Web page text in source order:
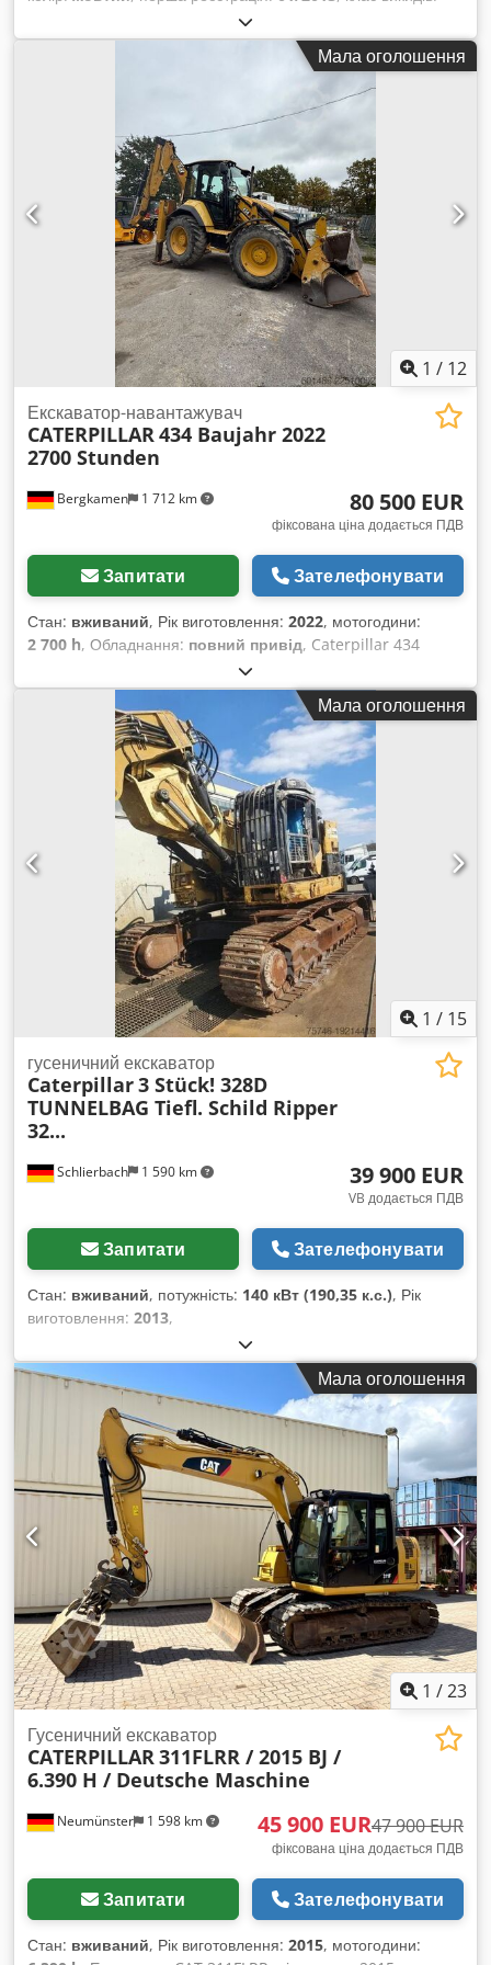
, Рік виготовлення:
3 700 h, водійська кабіна:інше,
Мала оголошення
1 / 12
Bergkamen 1 712 km
Екскаватор-навантажувач
CATERPILLAR434 Baujahr 2022
2700 Stunden
80 500 EUR
фіксована ціна додається ПДВ
Запитати Зателефонувати
Стан: вживаний, Рік виготовлення: 2022, мотогодини:
2 700 h, Обладнання: повний привід, Caterpillar 434
Екскаватор-навантажувач 2700 мотогодин * Модель: 434
Codpszr Tqwsfx Abkorf * Рік випуску: 2022 *
Експлуатаційна вага: 9.520 кг * Відмінний станМала оголошення
1 / 15
Schlierbach 1 590 km
гусеничний екскаватор
Caterpillar3 Stück! 328D
TUNNELBAG Tiefl. Schild Ripper
32...
39 900 EUR
VB додається ПДВ
Запитати Зателефонувати
Стан: вживаний, потужність: 140 кВт (190,35 к.с.), Рік
виготовлення: 2013,
Мала оголошення
1 /23
Neumünster 1 598 km
Гусеничний екскаватор
CATERPILLAR311FLRR / 2015 BJ /
6.390 H / Deutsche Maschine
45 900 EUR47 900 EUR
фіксована ціна додається ПДВ
Запитати Зателефонувати
Стан: вживаний, Рік виготовлення: 2015, мотогодини: